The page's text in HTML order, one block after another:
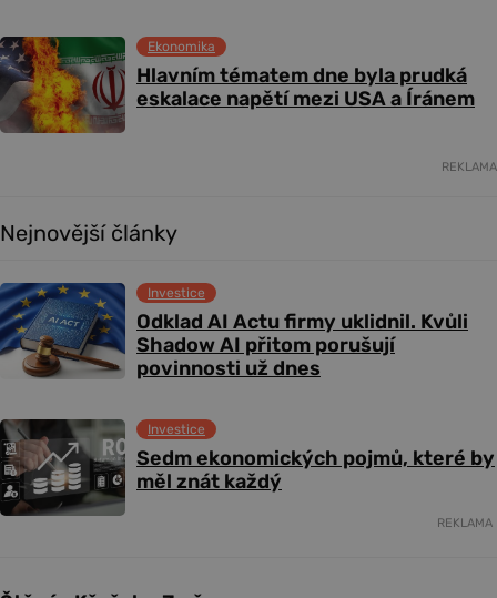
Hlavním tématem dne byla prudká
eskalace napětí mezi USA a Íránem
Ekonomika
REKLAMA
Nejnovější články
Odklad AI Actu firmy uklidnil. Kvůli
Shadow AI přitom porušují
povinnosti už dnes
Investice
Sedm ekonomických pojmů, které by
měl znát každý
Investice
REKLAMA